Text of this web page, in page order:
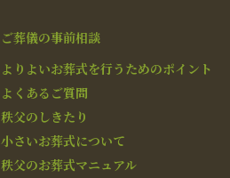
ご葬儀の事前相談
よりよいお葬式を行うためのポイント
よくあるご質問
秩父のしきたり
小さいお葬式について
秩父のお葬式マニュアル